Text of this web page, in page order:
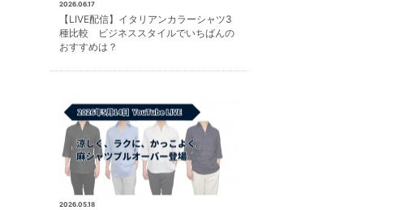
2026.06.17
【LIVE配信】イタリアンカラーシャツ3
種比較 ビジネススタイルでいちばんの
おすすめは？
2026.05.18